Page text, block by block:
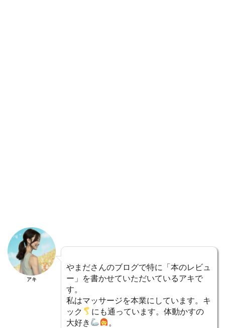
アキ
やまださんのブログで特に「本のレビュ
ー」を書かせていただいているアキで
す。
私はマッサージを本業にしています。キ
ック
にも通っています。体動かすの
大好き
。